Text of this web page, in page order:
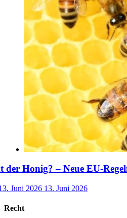
der Honig? – Neue EU-
Juni 2026 13. Juni 2026
Recht